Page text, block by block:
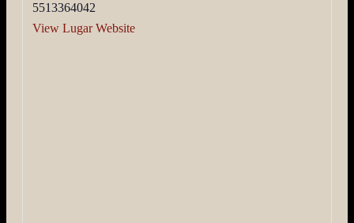
5513364042
View Lugar Website